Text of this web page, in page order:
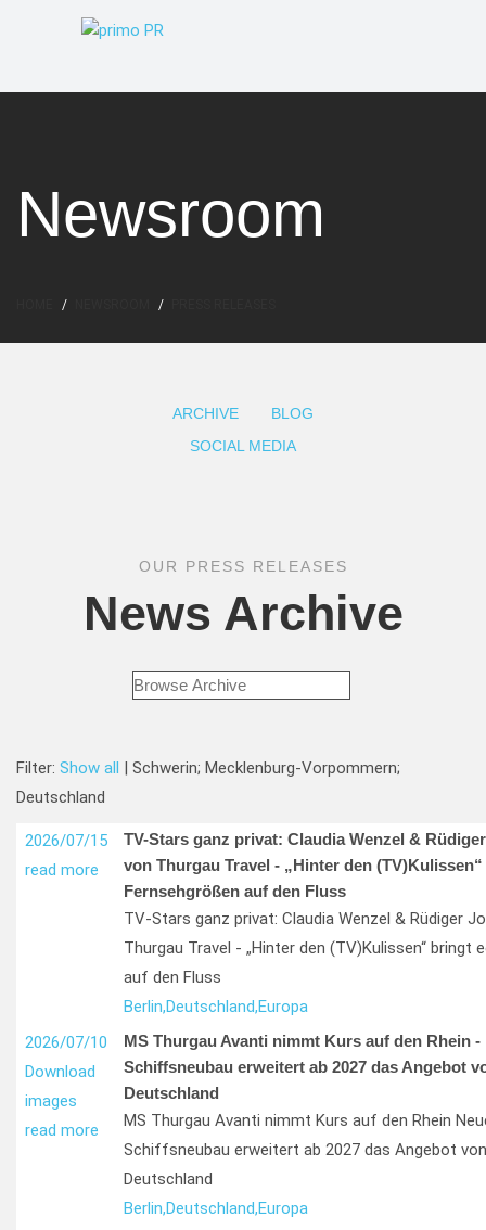
Newsroom
ARCHIVE
BLOG
SOCIAL MEDIA
OUR PRESS RELEASES
News Archive
Filter: Show all | Schwerin; Mecklenburg-Vorpommern;
Deutschland
2026/07/15
read more
TV-Stars ganz privat: Claudia Wenzel &
von Thurgau Travel - „Hinter den
Fernsehgrößen auf den Fluss
TV-Stars ganz privat: Claudia Wenzel & Rüdiger
Thurgau Travel - „Hinter den (TV)Kulissen“ bringt
auf den Fluss
Berlin,Deutschland,Europa
2026/07/10
Download
images
read more
MS Thurgau Avanti nimmt Kurs auf den Rhein -
Schiffsneubau erweitert ab 2027 das Angebot
Deutschland
MS Thurgau Avanti nimmt Kurs auf den Rhein
Schiffsneubau erweitert ab 2027 das Angebot
Deutschland
Berlin,Deutschland,Europa